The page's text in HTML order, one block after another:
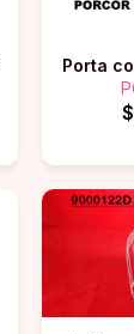
Porta